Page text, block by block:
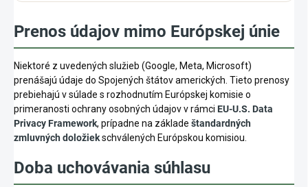
Prenos údajov mimo Európskej únie
Niektoré z uvedených služieb (Google, Meta, Microsoft)
prenášajú údaje do Spojených štátov amerických. Tieto prenosy
prebiehajú v súlade s rozhodnutím Európskej komisie o
primeranosti ochrany osobných údajov v rámci EU-U.S. Data
Privacy Framework, prípadne na základe štandardných
zmluvných doložiekschválených Európskou komisiou.
Doba uchovávania súhlasu